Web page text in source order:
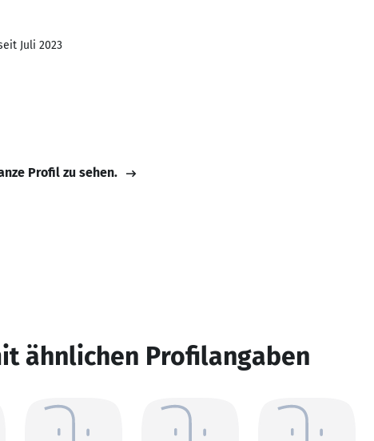
Juli 2023
Profil zu sehen.
ähnlichen Profilangaben